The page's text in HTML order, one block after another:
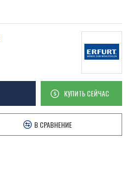
КУПИТЬ СЕЙЧАС
В СРАВНЕНИЕ